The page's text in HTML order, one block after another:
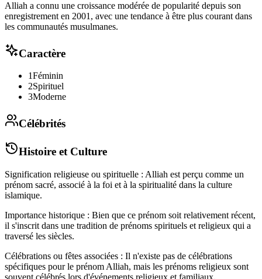
Alliah a connu une croissance modérée de popularité depuis son
enregistrement en 2001, avec une tendance à être plus courant dans
les communautés musulmanes.
Caractère
1Féminin
2Spirituel
3Moderne
Célébrités
Histoire et Culture
Signification religieuse ou spirituelle : Alliah est perçu comme un
prénom sacré, associé à la foi et à la spiritualité dans la culture
islamique.
Importance historique : Bien que ce prénom soit relativement récent,
il s'inscrit dans une tradition de prénoms spirituels et religieux qui a
traversé les siècles.
Célébrations ou fêtes associées : Il n'existe pas de célébrations
spécifiques pour le prénom Alliah, mais les prénoms religieux sont
souvent célébrés lors d'événements religieux et familiaux.